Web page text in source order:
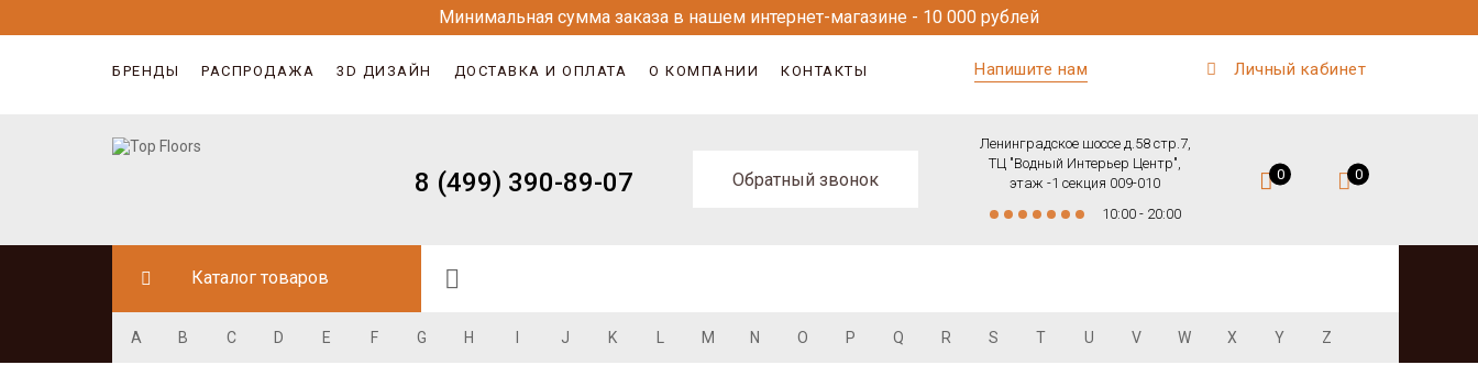
Минимальная сумма заказа в нашем интернет-магазине - 10 000 рублей
БРЕНДЫ РАСПРОДАЖА 3D ДИЗАЙН ДОСТАВКА И ОПЛАТА О КОМПАНИИ КОНТАКТЫ Напишите нам Личный кабинет
8 (499) 390-89-07 Обратный звонок
Ленинградское шоссе д.58 стр.7,
ТЦ "Водный Интерьер Центр",
этаж -1 секция 009-010
10:00 - 20:00
0 0
Каталог товаров
A B C D E F G H J K M N O P Q R S T U V W X Y Z